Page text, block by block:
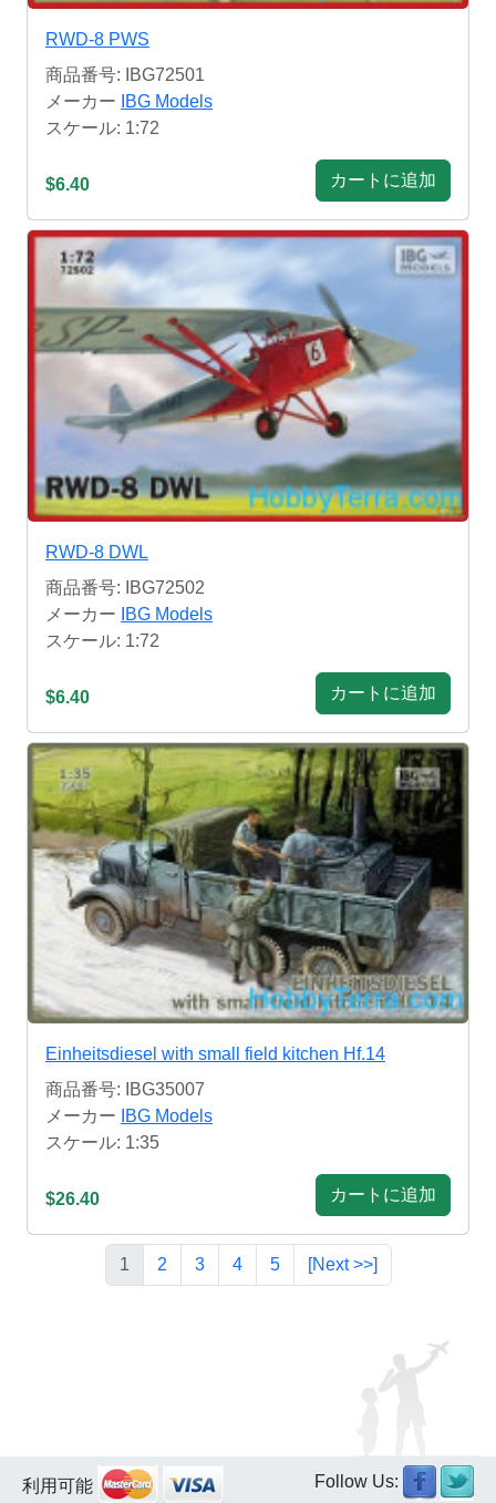
RWD-8 PWS
商品番号: IBG72501
メーカー
IBG Models
スケール: 1:72
$6.40 カートに追加
RWD-8 DWL
商品番号: IBG72502
メーカー
IBG Models
スケール: 1:72
$6.40 カートに追加
Einheitsdiesel with small field kitchen Hf.14
商品番号: IBG35007
メーカー
IBG Models
スケール: 1:35
$26.40 カートに追加
1 2 3 4 5 [Next >>]
利用可能 Follow Us: